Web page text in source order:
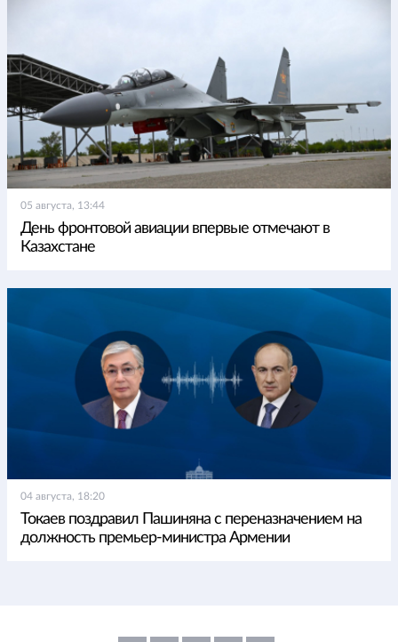
05 августа, 13:44
День фронтовой авиации впервые отмечают в
Казахстане
04 августа, 18:20
Токаев поздравил Пашиняна с переназначением на
должность премьер-министра Армении